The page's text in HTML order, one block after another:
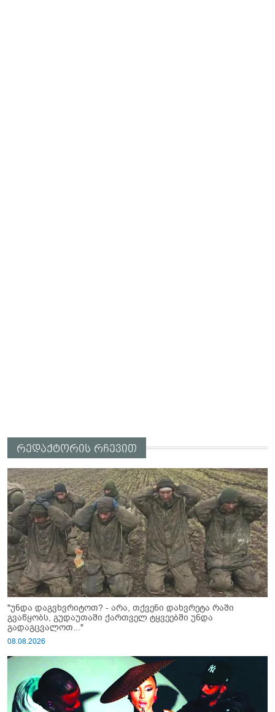
რედაქტორის რჩევით
"უნდა დაგვხვრიტოთ? - არა, თქვენი დახვრეტა რაში
გვაწყობს, გუდაუთაში ქართველ ტყვეებში უნდა
გადაგცვალოთ..."
08.08.2026